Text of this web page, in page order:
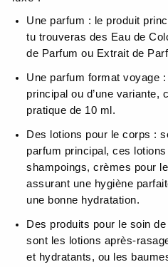
Une parfum : le produit
tu trouveras des Eau de
de Parfum ou Extrait de
Une parfum format voyage
principal ou d’une variante,
pratique de 10 ml.
Des lotions pour le corps :
parfum principal, ces
shampoings, crèmes pour
assurant une hygiène
une bonne hydratation.
Des produits pour le soin
sont les lotions après-
et hydratants, ou les